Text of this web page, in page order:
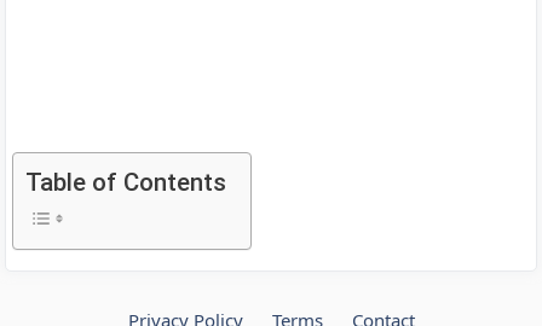
Table of Contents
Privacy Policy Terms Contact